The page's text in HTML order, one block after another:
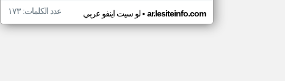
لو سيت اينفو عربي• ar.lesiteinfo.com عدد الكلمات: ١٧٣